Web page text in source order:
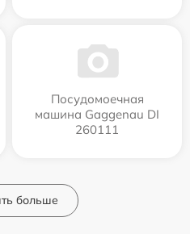
Посудомоечная
машина Gaggenau DI
260111
больше